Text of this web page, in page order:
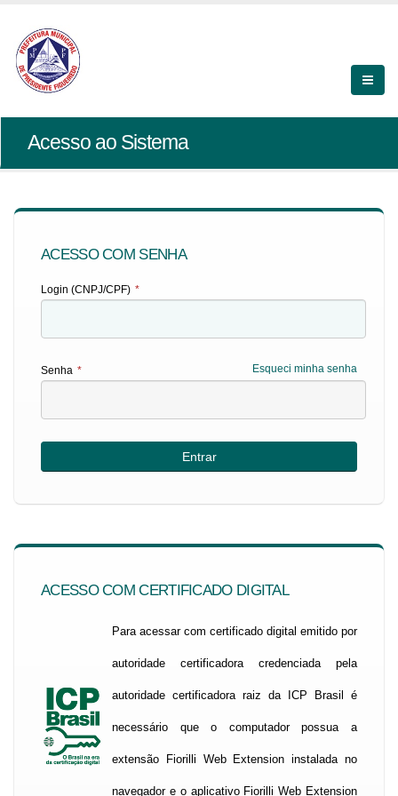
Acesso ao Sistema
ACESSO COM SENHA
Login (CNPJ/CPF) *
Esqueci minha senha
Senha *
ACESSO COM CERTIFICADO DIGITAL
Para acessar com certificado digital emitido por
autoridade certificadora credenciada pela
autoridade certificadora raiz da ICP Brasil é
necessário que o computador possua a
extensão Fiorilli Web Extension instalada no
navegador e o aplicativo Fiorilli Web Extension